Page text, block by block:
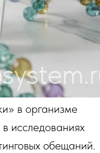
в организме
исследованиях
обещаний.